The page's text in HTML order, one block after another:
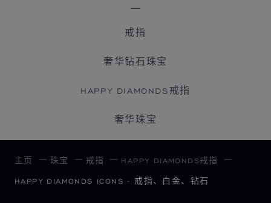
戒指
奢华钻石珠宝
HAPPY DIAMONDS戒指
奢华珠宝
主页 珠宝 戒指 HAPPY DIAMONDS戒指
HAPPY DIAMONDS ICONS - 戒指、白金、钻石